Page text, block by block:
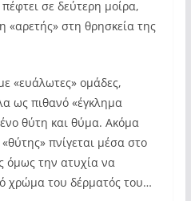
σε δεύτερη μοίρα,
«αρετής» στη θρησκεία της
«ευάλωτες» ομάδες,
ως πιθανό «έγκλημα
θύτη και θύμα. Ακόμα
πνίγεται μέσα στο
όμως την ατυχία να
χρώμα του δέρματός του…